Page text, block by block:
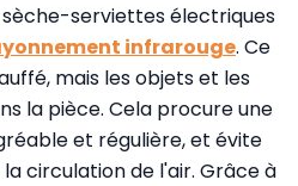
serviettes électriques
infrarouge. Ce
mais les objets et les
la pièce. Cela procure une
et régulière, et évite
circulation de l'air. Grâce à